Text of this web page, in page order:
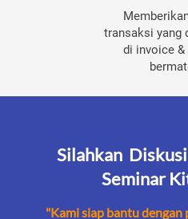
transaksi yang
di invoice
Silahkan
Seminar
"Kami siap bantu dengan